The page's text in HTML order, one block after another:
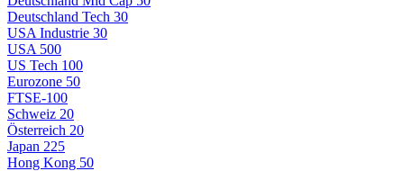
Deutschland Tech 30
USA Industrie 30
USA 500
US Tech 100
Eurozone 50
FTSE-100
Schweiz 20
Österreich 20
Japan 225
Hong Kong 50